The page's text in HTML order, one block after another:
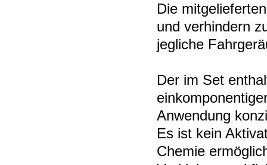
Die
und verhindern
jegliche
Der im Set
Anwendung
Es ist kein
Chemie